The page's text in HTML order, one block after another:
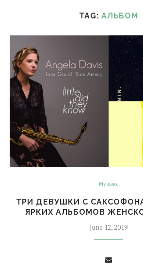
TAG: АЛЬБОМ
Музыка
ТРИ ДЕВУШКИ С
ЯРКИХ АЛЬБОМОВ
June 12, 2019